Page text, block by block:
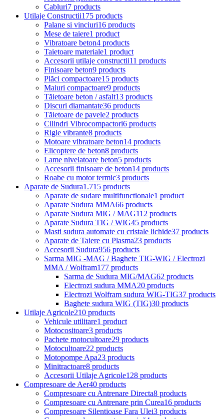
Cabluri7 products
Utilaje Constructii175 products
Palane si vinciuri16 products
Mese de taiere1 product
Vibratoare beton4 products
Taietoare materiale1 product
Accesorii utilaje constructii11 products
Finisoare beton9 products
Plăci compactoare15 products
Maiuri compactoare9 products
Tăietoare beton / asfalt13 products
Discuri diamantate36 products
Tăietoare de pavele2 products
Cilindri Vibrocompactori6 products
Rigle vibrante8 products
Motoare vibratoare beton14 products
Elicoptere de beton8 products
Lame nivelatoare beton5 products
Accesorii finisoare de beton14 products
Roabe cu motor termic3 products
Aparate de Sudura1.715 products
Aparate de sudare multifunctionale1 product
Aparate Sudura MMA66 products
Aparate Sudura MIG / MAG112 products
Aparate Sudura TIG / WIG45 products
Masti sudura automate cu cristale lichide37 products
Aparate de Taiere cu Plasma23 products
Accesorii Sudura956 products
Sarma MIG -MAG / Baghete TIG-WIG / Electrozi
MMA / Wolfram177 products
Sarma de Sudura MIG/MAG62 products
Electrozi sudura MMA20 products
Electrozi Wolfram sudura WIG-TIG37 products
Baghete sudura WIG (TIG)30 products
Utilaje Agricole210 products
Vehicule utilitare1 product
Motocositoare3 products
Pachete motocultoare29 products
Motocultoare22 products
Motopompe Apa23 products
Minitractoare8 products
Accesorii Utilaje Agricole128 products
Compresoare de Aer40 products
Compresoare cu Antrenare Directa8 products
Compresoare cu Antrenare prin Curea16 products
Compresoare Silentioase Fara Ulei3 products